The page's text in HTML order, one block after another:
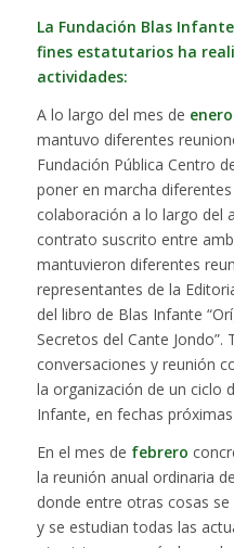
La Fundación Blas
fines estatutarios ha
actividades:
A lo largo del mes de enero
mantuvo diferentes
Fundación Pública Centro
poner en marcha
colaboración a lo largo del
contrato suscrito entre
mantuvieron diferentes
representantes de la
del libro de Blas Infante
Secretos del Cante
conversaciones y reunión
la organización de un ciclo
Infante, en fechas
En el mes de febrero
la reunión anual ordinaria
donde entre otras cosas
y se estudian todas las